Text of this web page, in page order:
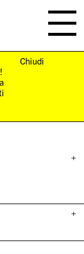
Chiudi
+
+